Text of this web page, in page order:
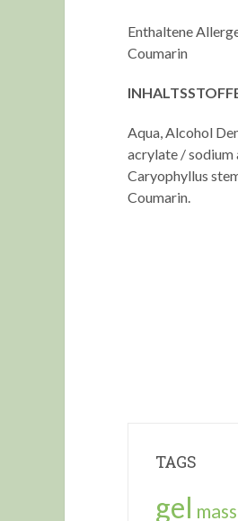
Enthaltene
Coumarin
Aqua, Alcohol
acrylate / sodium
Caryophyllus
Coumarin.
TAGS
gel